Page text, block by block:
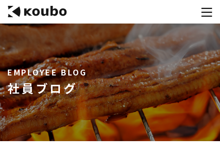
サービス
会社案内
実績紹介
採用情報
資料ダウンロード
EMPLOYEE BLOG
社員ブログ